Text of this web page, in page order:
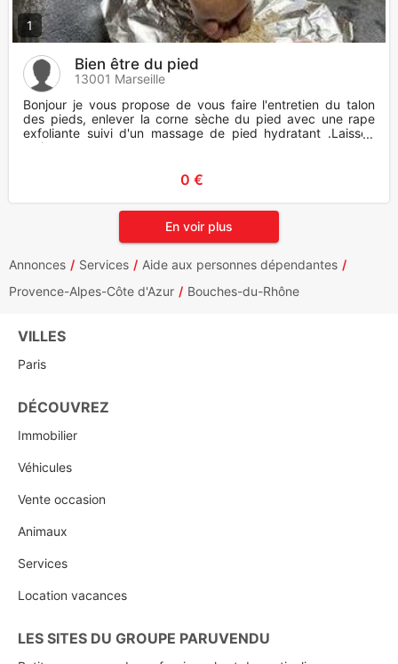
1
Bien être du pied
13001 Marseille
Bonjour je vous propose de vous faire l'entretien du talon
des pieds, enlever la corne sèche du pied avec une rape
exfoliante suivi d'un massage de pied hydratant .Laissez
moi un m
0 €
En voir plus
Annonces Services
Aide aux personnes dépendantes
Provence-Alpes-Côte d'Azur
Bouches-du-Rhône
VILLES
Paris
DÉCOUVREZ
Immobilier
Véhicules
Vente occasion
Animaux
Services
Location vacances
LES SITES DU GROUPE PARUVENDU